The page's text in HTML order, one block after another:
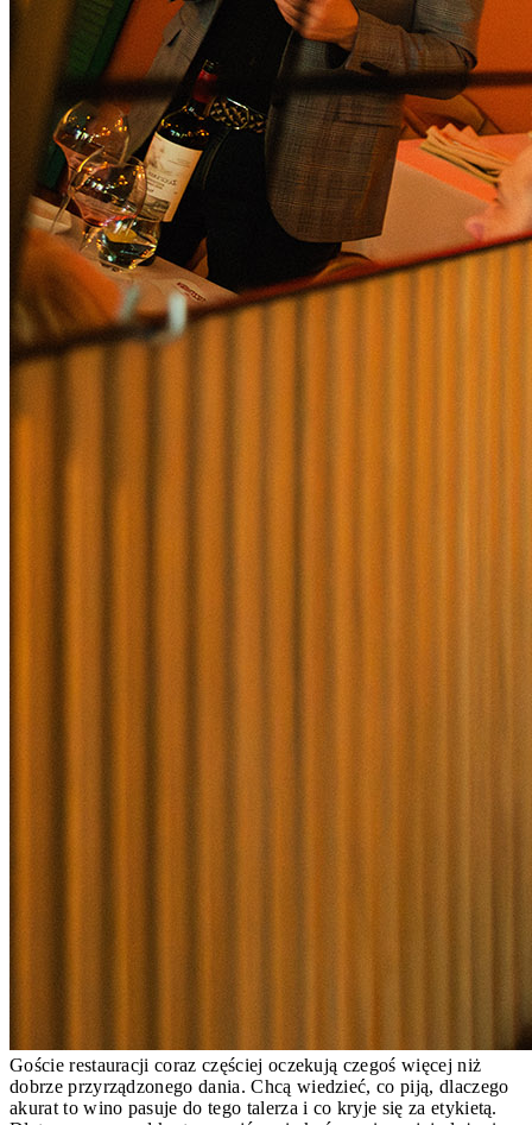
Goście restauracji coraz częściej oczekują czegoś więcej niż
dobrze przyrządzonego dania. Chcą wiedzieć, co piją, dlaczego
akurat to wino pasuje do tego talerza i co kryje się za etykietą.